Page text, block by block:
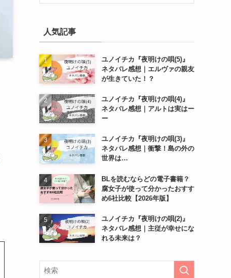
人気記事
ユノイチカ『夜明けの唄(5)』
ネタバレ感想｜エルヴァの親友
が生きていた！？
ユノイチカ『夜明けの唄(4)』
ネタバレ感想｜アルトは実はー
ー
ユノイチカ『夜明けの唄(3)』
ネタバレ感想｜衝撃！島の外の
世界は…
BLを読むならどの電子書籍？
腐女子が使って分かったおすす
め6社比較【2026年版】
ユノイチカ『夜明けの唄(2)』
ネタバレ感想｜主従が幸せにな
れる未来は？